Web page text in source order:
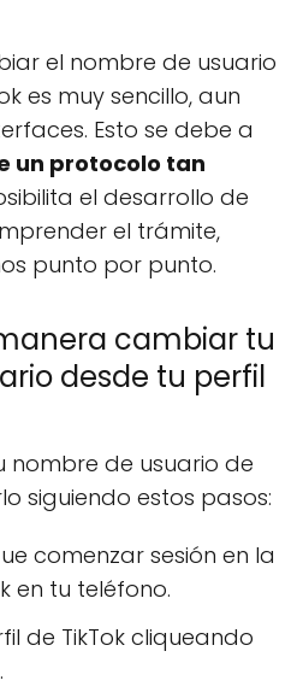
el nombre de usuario
es muy sencillo, aun
Esto se debe a
un protocolo tan
el desarrollo de
el trámite,
punto por punto.
cambiar tu
desde tu perfil
nombre de usuario de
siguiendo estos pasos:
comenzar sesión en la
en tu teléfono.
de TikTok cliqueando